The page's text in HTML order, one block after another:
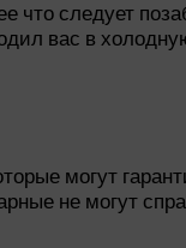
следует
вас в
могут
не могут